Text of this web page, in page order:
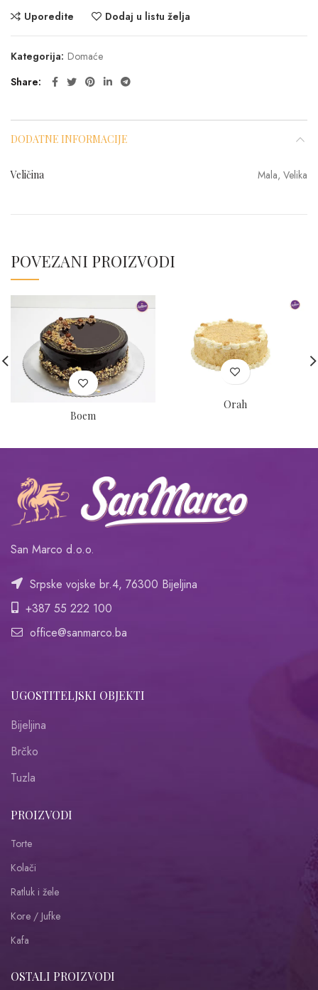
Uporedite Dodaj u listu želja
Kategorija: Domaće
Share
DODATNE INFORMACIJE
Veličina Mala, Velika
POVEZANI PROIZVODI
Boem
Orah
San Marco d.o.o.
Srpske vojske br.4, 76300 Bijeljina
+387 55 222 100
office@sanmarco.ba
UGOSTITELJSKI OBJEKTI
Bijeljina
Brčko
Tuzla
PROIZVODI
Torte
Kolači
Ratluk i žele
Kore / Jufke
Kafa
OSTALI PROIZVODI